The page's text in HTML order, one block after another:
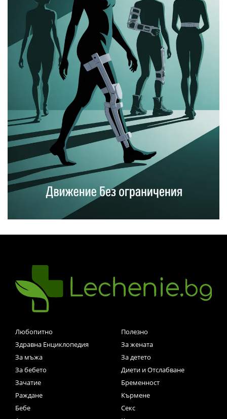
Любопитно
Полезно
Здравна Енциклопедия
За жената
За мъжа
За детето
За бебето
Диети и Отслабване
Зачатие
Бременност
Раждане
Кърмене
Бебе
Секс